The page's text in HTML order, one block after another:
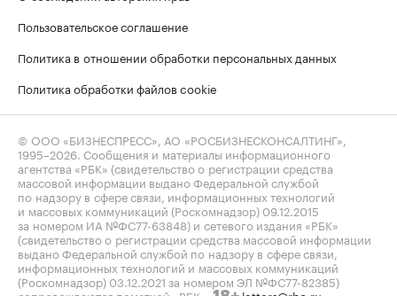
Пользовательское соглашение
Политика в отношении обработки персональных данных
Политика обработки файлов cookie
© ООО «БИЗНЕСПРЕСС», АО «РОСБИЗНЕСКОНСАЛТИНГ»,
1995–2026 . Сообщения и материалы информационного
агентства «РБК» (свидетельство о регистрации средства
массовой информации выдано Федеральной службой
по надзору в сфере связи, информационных технологий
и массовых коммуникаций (Роскомнадзор) 09.12.2015
за номером ИА №ФС77-63848) и сетевого издания «РБК»
(свидетельство о регистрации средства массовой информации
выдано Федеральной службой по надзору в сфере связи,
информационных технологий и массовых коммуникаций
(Роскомнадзор) 03.12.2021 за номером ЭЛ №ФС77-82385)